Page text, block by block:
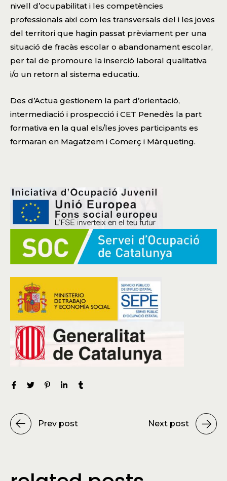
nivell d’ocupabilitat i les competències
professionals així com les transversals del i les joves
del territori que hagin passat prèviament per una
situació de fracàs escolar o abandonament escolar,
per tal de promoure la inserció laboral qualitativa
i/o un retorn al sistema educatiu.
Des d’Actua gestionem la part d’orientació,
intermediació i prospecció i CET Penedès la part
formativa en la qual els/les joves participants es
formaran en Magatzem i Comerç i Màrqueting.
Prev post Next post